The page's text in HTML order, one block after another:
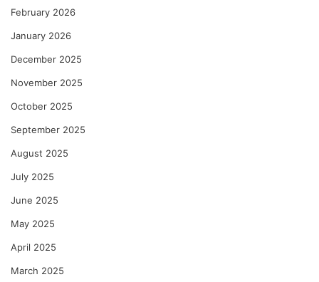
February 2026
January 2026
December 2025
November 2025
October 2025
September 2025
August 2025
July 2025
June 2025
May 2025
April 2025
March 2025